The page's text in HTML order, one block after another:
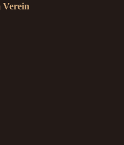
Verein